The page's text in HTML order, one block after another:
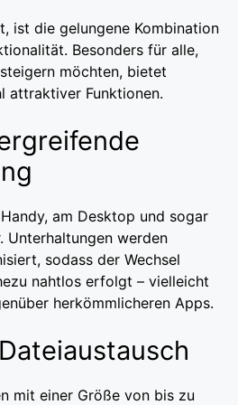
ist die gelungene Kombination
Besonders für alle,
möchten, bietet
attraktiver Funktionen.
am Desktop und sogar
Unterhaltungen werden
sodass der Wechsel
nahtlos erfolgt – vielleicht
herkömmlicheren Apps.
mit einer Größe von bis zu